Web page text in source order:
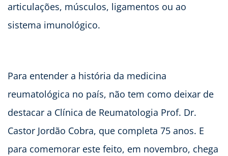
articulações, músculos, ligamentos ou ao
sistema imunológico.
Para entender a história da medicina
reumatológica no país, não tem como deixar de
destacar a Clínica de Reumatologia Prof. Dr.
Castor Jordão Cobra, que completa 75 anos. E
para comemorar este feito, em novembro, chega